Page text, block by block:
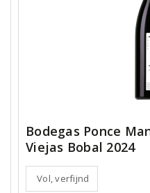
Bodegas Ponce
Viejas Bobal 2024
Vol, verfijnd